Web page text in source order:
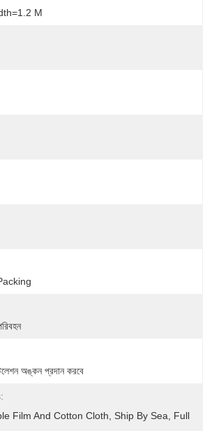
M
অঙ্কন প্রদান করবে
Film And Cotton Cloth, Ship By Sea, Full